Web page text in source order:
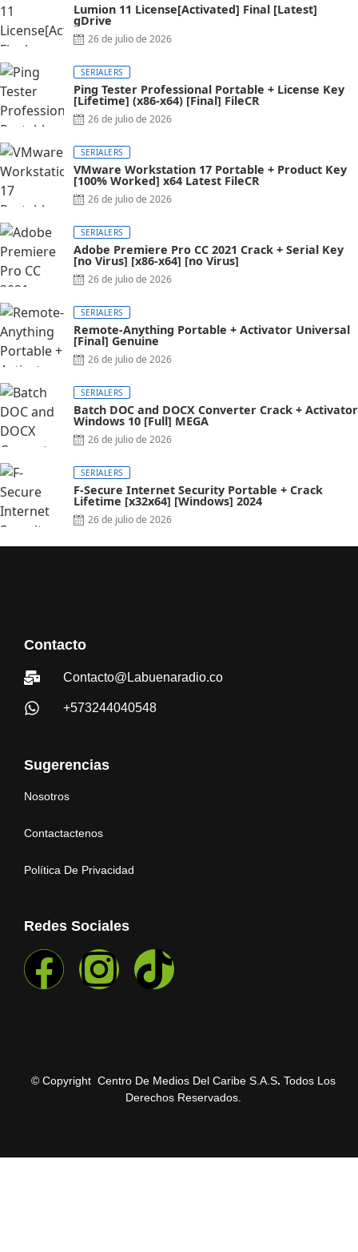
Lumion 11 License[Activated] Final [Latest]
gDrive
26 de julio de 2026
SERIALERS
Ping Tester Professional Portable + License Key
[Lifetime] (x86-x64) [Final] FileCR
26 de julio de 2026
SERIALERS
VMware Workstation 17 Portable + Product Key
[100% Worked] x64 Latest FileCR
26 de julio de 2026
SERIALERS
Adobe Premiere Pro CC 2021 Crack + Serial Key
[no Virus] [x86-x64] [no Virus]
26 de julio de 2026
SERIALERS
Remote-Anything Portable + Activator Universal
[Final] Genuine
26 de julio de 2026
SERIALERS
Batch DOC and DOCX Converter Crack + Activator
Windows 10 [Full] MEGA
26 de julio de 2026
SERIALERS
F-Secure Internet Security Portable + Crack
Lifetime [x32x64] [Windows] 2024
26 de julio de 2026
Contacto
Contacto@Labuenaradio.co
+573244040548
Sugerencias
Nosotros
Contactactenos
Política De Privacidad
Redes Sociales
© Copyright Centro De Medios Del Caribe S.A.S. Todos Los
Derechos Reservados.